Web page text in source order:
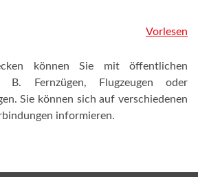
Vorlesen
können Sie mit öffentlichen
B. Fernzügen, Flugzeugen oder
Sie können sich auf verschiedenen
informieren.